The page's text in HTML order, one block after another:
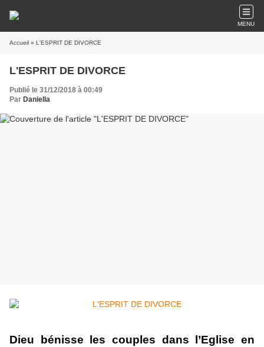
MENU
Accueil » L'ESPRIT DE DIVORCE
L'ESPRIT DE DIVORCE
Publié le 31/12/2018 à 00:49
Par Daniella
Dieu bénisse les couples dans l’Eglise en